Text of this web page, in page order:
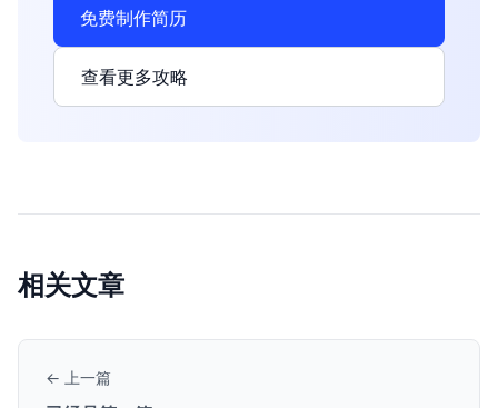
免费制作简历
查看更多攻略
相关文章
← 上一篇